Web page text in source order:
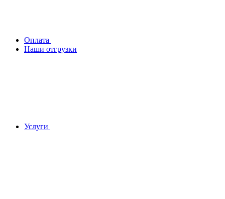
Оплата
Наши отгрузки
Услуги